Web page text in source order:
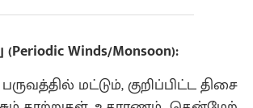
Winds/Monsoon):
பருவத்தில் மட்டும், குறிப்பிட்ட திசை